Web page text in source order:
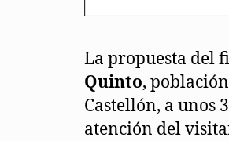
La propuesta del
Quinto,
Castellón, a unos
atención del